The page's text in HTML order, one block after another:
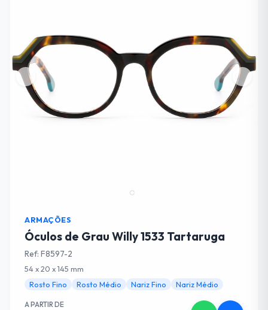
ARMAÇÕES
Óculos de Grau Willy 1533 Tartaruga
Ref: F8597-2
54 x 20 x 145 mm
Rosto Fino
Rosto Médio Nariz Fino Nariz Médio
A PARTIR DE